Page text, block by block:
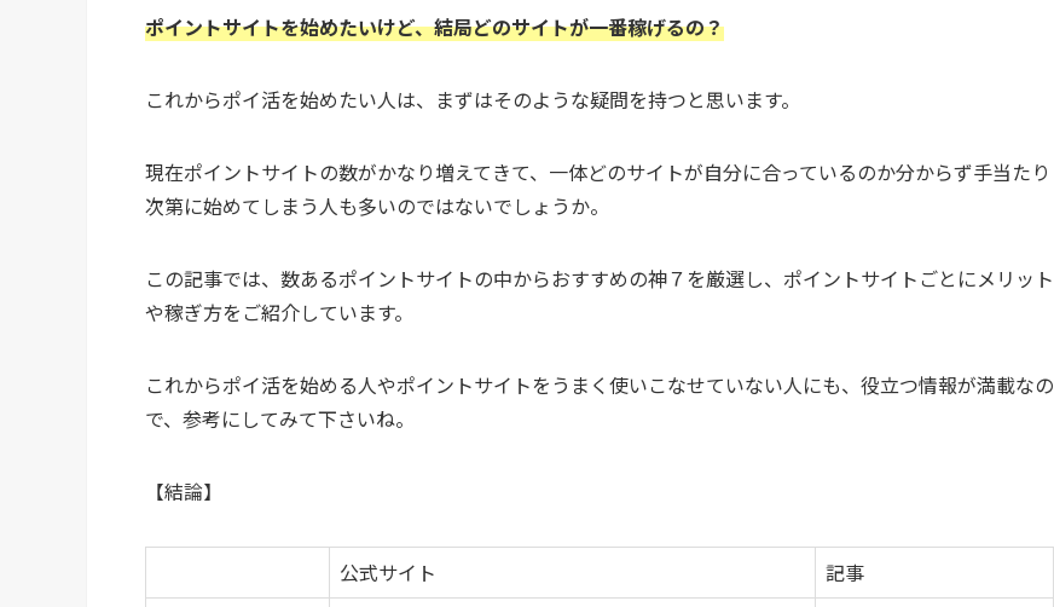
ポイントサイトを始めたいけど、結局どのサイトが一番稼げるの？
これからポイ活を始めたい人は、まずはそのような疑問を持つと思います。
現在ポイントサイトの数がかなり増えてきて、一体どのサイトが自分に合っているのか分からず手当たり
次第に始めてしまう人も多いのではないでしょうか。
この記事では、数あるポイントサイトの中からおすすめの神７を厳選し、ポイントサイトごとにメリット
や稼ぎ方をご紹介しています。
これからポイ活を始める人やポイントサイトをうまく使いこなせていない人にも、役立つ情報が満載なの
で、参考にしてみて下さいね。
【結論】
公式サイト
記事